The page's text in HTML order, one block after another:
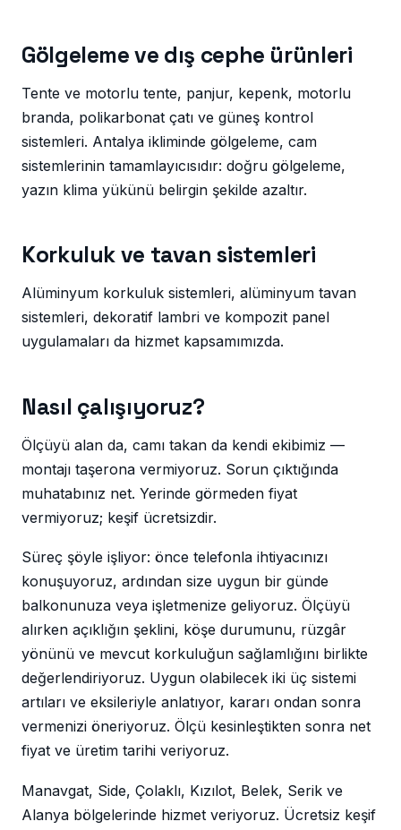
Gölgeleme ve dış cephe ürünleri
Tente ve motorlu tente, panjur, kepenk, motorlu
branda, polikarbonat çatı ve güneş kontrol
sistemleri. Antalya ikliminde gölgeleme, cam
sistemlerinin tamamlayıcısıdır: doğru gölgeleme,
yazın klima yükünü belirgin şekilde azaltır.
Korkuluk ve tavan sistemleri
Alüminyum korkuluk sistemleri, alüminyum tavan
sistemleri, dekoratif lambri ve kompozit panel
uygulamaları da hizmet kapsamımızda.
Nasıl çalışıyoruz?
Ölçüyü alan da, camı takan da kendi ekibimiz —
montajı taşerona vermiyoruz. Sorun çıktığında
muhatabınız net. Yerinde görmeden fiyat
vermiyoruz; keşif ücretsizdir.
Süreç şöyle işliyor: önce telefonla ihtiyacınızı
konuşuyoruz, ardından size uygun bir günde
balkonunuza veya işletmenize geliyoruz. Ölçüyü
alırken açıklığın şeklini, köşe durumunu, rüzgâr
yönünü ve mevcut korkuluğun sağlamlığını birlikte
değerlendiriyoruz. Uygun olabilecek iki üç sistemi
artıları ve eksileriyle anlatıyor, kararı ondan sonra
vermenizi öneriyoruz. Ölçü kesinleştikten sonra net
fiyat ve üretim tarihi veriyoruz.
Manavgat, Side, Çolaklı, Kızılot, Belek, Serik ve
Alanya bölgelerinde hizmet veriyoruz. Ücretsiz keşif